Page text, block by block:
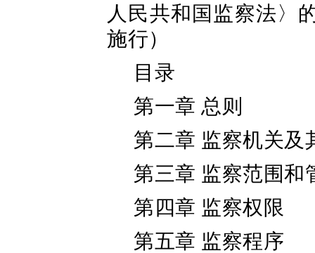
人民共和国监察法〉
施行）
目录
第一章 总则
第二章 监察机关及
第三章 监察范围和
第四章 监察权限
第五章 监察程序